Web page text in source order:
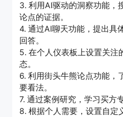
3. 利用AI驱动的洞察功能，
论点的证据。
4. 通过AI聊天功能，提出具
回答。
5. 在个人仪表板上设置关注
态。
6. 利用街头牛熊论点功能，
要看法。
7. 通过案例研究，学习买方
8. 根据个人需要，设置自定